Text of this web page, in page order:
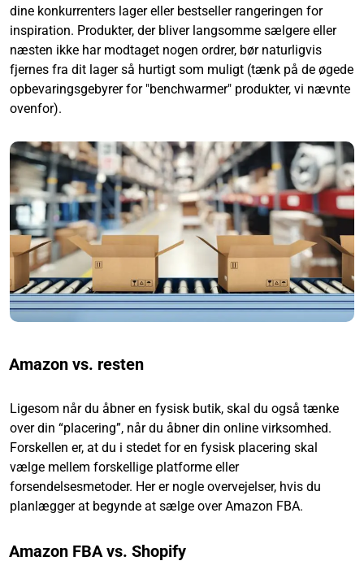
dine konkurrenters lager eller bestseller rangeringen for
inspiration. Produkter, der bliver langsomme sælgere eller
næsten ikke har modtaget nogen ordrer, bør naturligvis
fjernes fra dit lager så hurtigt som muligt (tænk på de øgede
opbevaringsgebyrer for "benchwarmer" produkter, vi nævnte
ovenfor).
Amazon vs. resten
Ligesom når du åbner en fysisk butik, skal du også tænke
over din “placering”, når du åbner din online virksomhed.
Forskellen er, at du i stedet for en fysisk placering skal
vælge mellem forskellige platforme eller
forsendelsesmetoder. Her er nogle overvejelser, hvis du
planlægger at begynde at sælge over Amazon FBA.
Amazon FBA vs. Shopify